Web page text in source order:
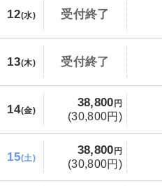
12(水) 受付終了
13(木) 受付終了
14(金)
38,800 円
(30,800円)
15(土)
38,800 円
(30,800円)